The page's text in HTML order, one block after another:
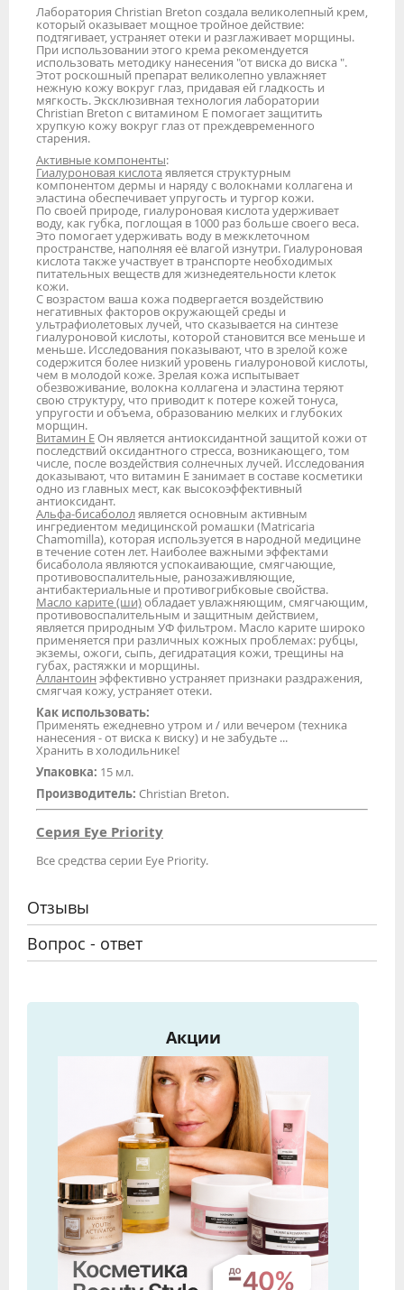
Лаборатория Christian Breton создала великолепный крем,
который оказывает мощное тройное действие:
подтягивает, устраняет отеки и разглаживает морщины.
При использовании этого крема рекомендуется
использовать методику нанесения "от виска до виска ".
Этот роскошный препарат великолепно увлажняет
нежную кожу вокруг глаз, придавая ей гладкость и
мягкость. Эксклюзивная технология лаборатории
Christian Breton с витамином Е помогает защитить
хрупкую кожу вокруг глаз от преждевременного
старения.
Активные компоненты:
Гиалуроновая кислота является структурным
компонентом дермы и наряду с волокнами коллагена и
эластина обеспечивает упругость и тургор кожи.
По своей природе, гиалуроновая кислота удерживает
воду, как губка, поглощая в 1000 раз больше своего веса.
Это помогает удерживать воду в межклеточном
пространстве, наполняя её влагой изнутри. Гиалуроновая
кислота также участвует в транспорте необходимых
питательных веществ для жизнедеятельности клеток
кожи.
С возрастом ваша кожа подвергается воздействию
негативных факторов окружающей среды и
ультрафиолетовых лучей, что сказывается на синтезе
гиалуроновой кислоты, которой становится все меньше и
меньше. Исследования показывают, что в зрелой коже
содержится более низкий уровень гиалуроновой кислоты,
чем в молодой коже. Зрелая кожа испытывает
обезвоживание, волокна коллагена и эластина теряют
свою структуру, что приводит к потере кожей тонуса,
упругости и объема, образованию мелких и глубоких
морщин.
Витамин EОн является антиоксидантной защитой кожи от
последствий оксидантного стресса, возникающего, том
числе, после воздействия солнечных лучей. Исследования
доказывают, что витамин Е занимает в составе косметики
одно из главных мест, как высокоэффективный
антиоксидант.
Альфа-бисабололявляется основным активным
ингредиентом медицинской ромашки (Matricaria
Chamomilla), которая используется в народной медицине
в течение сотен лет. Наиболее важными эффектами
бисаболола являются успокаивающие, смягчающие,
противовоспалительные, ранозаживляющие,
антибактериальные и противогрибковые свойства.
Масло карите (ши)обладает увлажняющим, смягчающим,
противовоспалительным и защитным действием,
является природным УФ фильтром. Масло карите широко
применяется при различных кожных проблемах: рубцы,
экземы, ожоги, сыпь, дегидратация кожи, трещины на
губах, растяжки и морщины.
Аллантоин эффективно устраняет признаки раздражения,
смягчая кожу, устраняет отеки.
Как использовать:
Применять ежедневно утром и / или вечером (техника
нанесения - от виска к виску) и не забудьте ...
Хранить в холодильнике!
Упаковка: 15 мл.
Производитель: Christian Breton.
Серия Eye Priority
Все средства серии Eye Priority.
Отзывы
Вопрос - ответ
Акции